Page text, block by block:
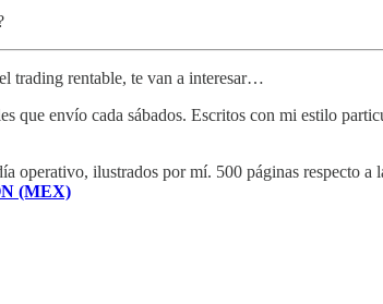
trading rentable, te van a interesar…
que envío cada sábados. Escritos con mi estilo
ilustrados por mí. 500 páginas respecto a
(MEX)